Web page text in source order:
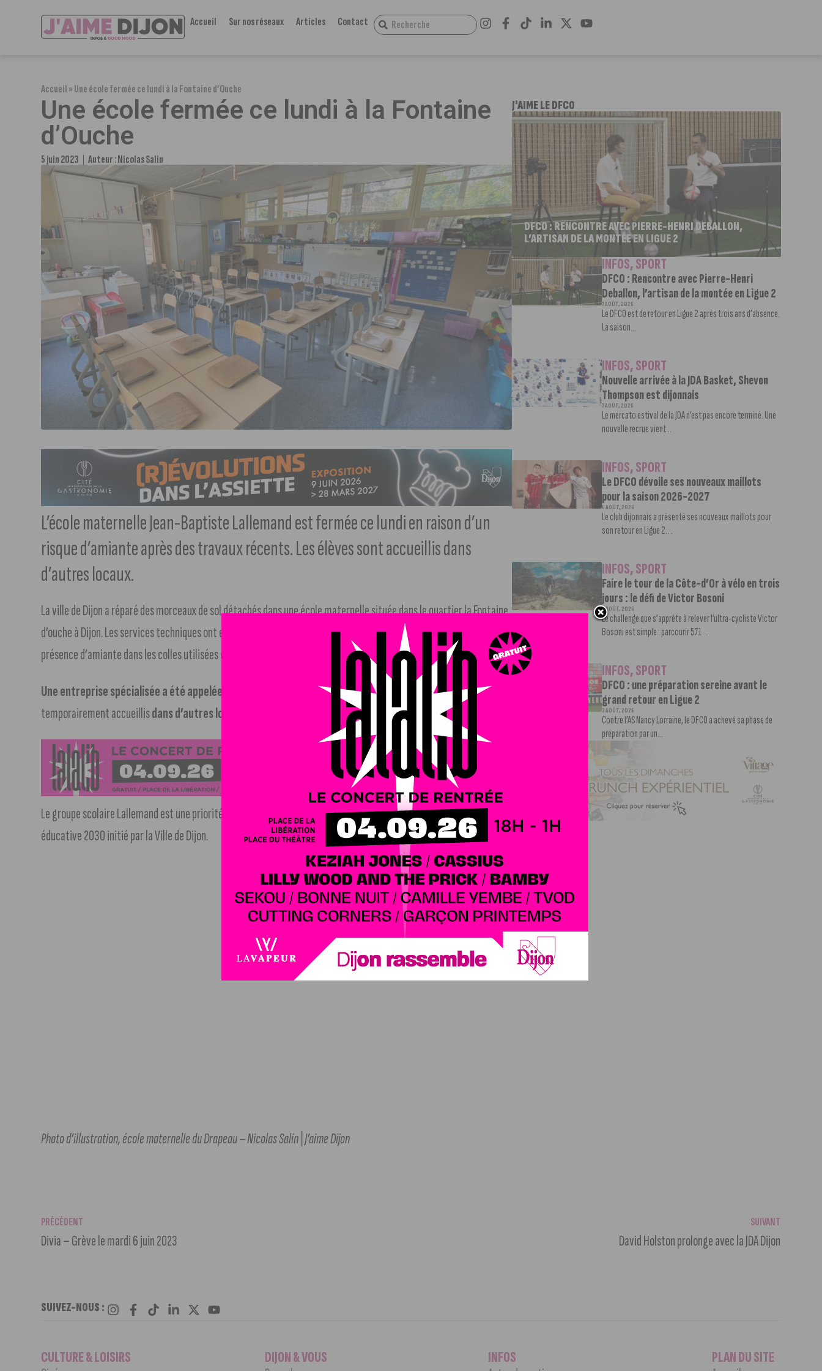
Accueil Sur nos réseaux Articles Contact
Accueil»Une école fermée ce lundi à la Fontaine d’Ouche
Une école fermée ce lundi à la Fontaine
d’Ouche
5 juin 2023 Auteur :Nicolas Salin
L’école maternelle Jean-Baptiste Lallemand est fermée ce lundi en raison d’un
risque d’amiante après des travaux récents. Les élèves sont accueillis dans
d’autres locaux.
La ville de Dijon a réparé des morceaux de sol détachés dans une école maternelle située dans le quartier la Fontaine
d’ouche à Dijon. Les services techniques ont encapsulé les surfaces endommagées avec du mastic en raison de la
présence d’amiante dans les colles utilisées dans les années 1970.
Une entreprise spécialisée a été appelée pour contrôler la qualité de l’air. Les enfants de l’école sont
temporairement accueillisdans d’autres locaux pendant toute la durée des expertises.
Le groupe scolaire Lallemand est une priorité pour les travaux dans le cadre du plan d’investissements Ambition
éducative 2030 initié par la Ville de Dijon.
Photo d’illustration, école maternelle du Drapeau – Nicolas Salin | J’aime Dijon
J'AIME LE DFCO
DFCO : RENCONTRE AVEC PIERRE-HENRI DEBALLON,
L’ARTISAN DE LA MONTÉE EN LIGUE 2
INFOS,SPORT
DFCO : Rencontre avec Pierre-Henri
Deballon, l’artisan de la montée en Ligue 2
7 AOÛT, 2026
Le DFCO est de retour en Ligue 2 après trois ans d’absence.
La saison...
INFOS,SPORT
Nouvelle arrivée à la JDA Basket, Shevon
Thompson est dijonnais
7 AOÛT, 2026
Le mercato estival de la JDA n’est pas encore terminé. Une
nouvelle recrue vient...
INFOS,SPORT
Le DFCO dévoile ses nouveaux maillots
pour la saison 2026-2027
6 AOÛT, 2026
Le club dijonnais a présenté ses nouveaux maillots pour
son retour en Ligue 2....
INFOS,SPORT
Faire le tour de la Côte-d’Or à vélo en trois
jours : le défi de Victor Bosoni
5 AOÛT, 2026
Le challenge que s’apprête à relever l’ultra-cycliste Victor
Bosoni est simple : parcourir 571...
INFOS,SPORT
DFCO : une préparation sereine avant le
grand retour en Ligue 2
3 AOÛT, 2026
Contre l’AS Nancy Lorraine, le DFCO a achevé sa phase de
préparation par un...
PRÉCÉDENT
Divia – Grève le mardi 6 juin 2023
SUIVANT
David Holston prolonge avec la JDA Dijon
SUIVEZ-NOUS :
CULTURE & LOISIRS
DIJON & VOUS
INFOS
PLAN DU SITE